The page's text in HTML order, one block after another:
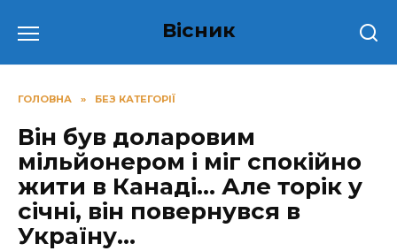
до
Вісник
ГОЛОВНА » БЕЗ КАТЕГОРІЇ
Він був доларовим
мільйонером і міг спокійно
жити в Канаді… Але торік у
січні, він повернувся в
Україну…